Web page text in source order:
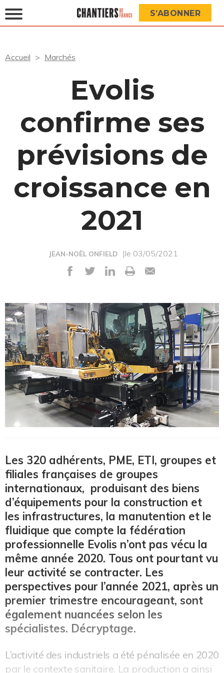
S’ABONNER
Accueil Marchés
Evolis
confirme ses
prévisions de
croissance en
2021
JEAN-NOËL ONFIELD |le 03/05/2021
Les 320 adhérents, PME, ETI, groupes et
filiales françaises de groupes
internationaux, produisant des biens
d’équipements pour la construction et
les infrastructures, la manutention et le
fluidique que compte la fédération
professionnelle Evolis n’ont pas vécu la
même année 2020. Tous ont pourtant vu
leur activité se contracter. Les
perspectives pour l’année 2021, après un
premier trimestre encourageant, sont
également nuancées selon les
spécialistes. Décryptage.
L’activité des industriels a été pénalisée en 2020
par le contexte sanitaire. La production a ainsi